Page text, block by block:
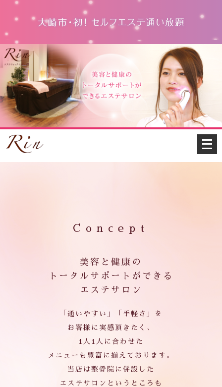
メ
ニ
Concept
美容と健康の
トータルサポートができる
エステサロン
「通いやすい」「手軽さ」を
お客様に実感頂きたく、
1人1人に合わせた
メニューも豊富に揃えております。
当店は整骨院に併設した
エステサロンというところも